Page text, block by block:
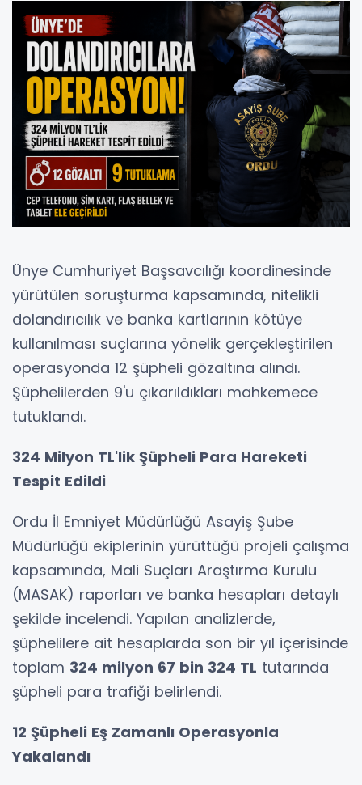
Ünye Cumhuriyet Başsavcılığı koordinesinde
yürütülen soruşturma kapsamında, nitelikli
dolandırıcılık ve banka kartlarının kötüye
kullanılması suçlarına yönelik gerçekleştirilen
operasyonda 12 şüpheli gözaltına alındı.
Şüphelilerden 9'u çıkarıldıkları mahkemece
tutuklandı.
324 Milyon TL'lik Şüpheli Para Hareketi
Tespit Edildi
Ordu İl Emniyet Müdürlüğü Asayiş Şube
Müdürlüğü ekiplerinin yürüttüğü projeli çalışma
kapsamında, Mali Suçları Araştırma Kurulu
(MASAK) raporları ve banka hesapları detaylı
şekilde incelendi. Yapılan analizlerde,
şüphelilere ait hesaplarda son bir yıl içerisinde
toplam 324 milyon 67 bin 324 TL tutarında
şüpheli para trafiği belirlendi.
12 Şüpheli Eş Zamanlı Operasyonla
Yakalandı